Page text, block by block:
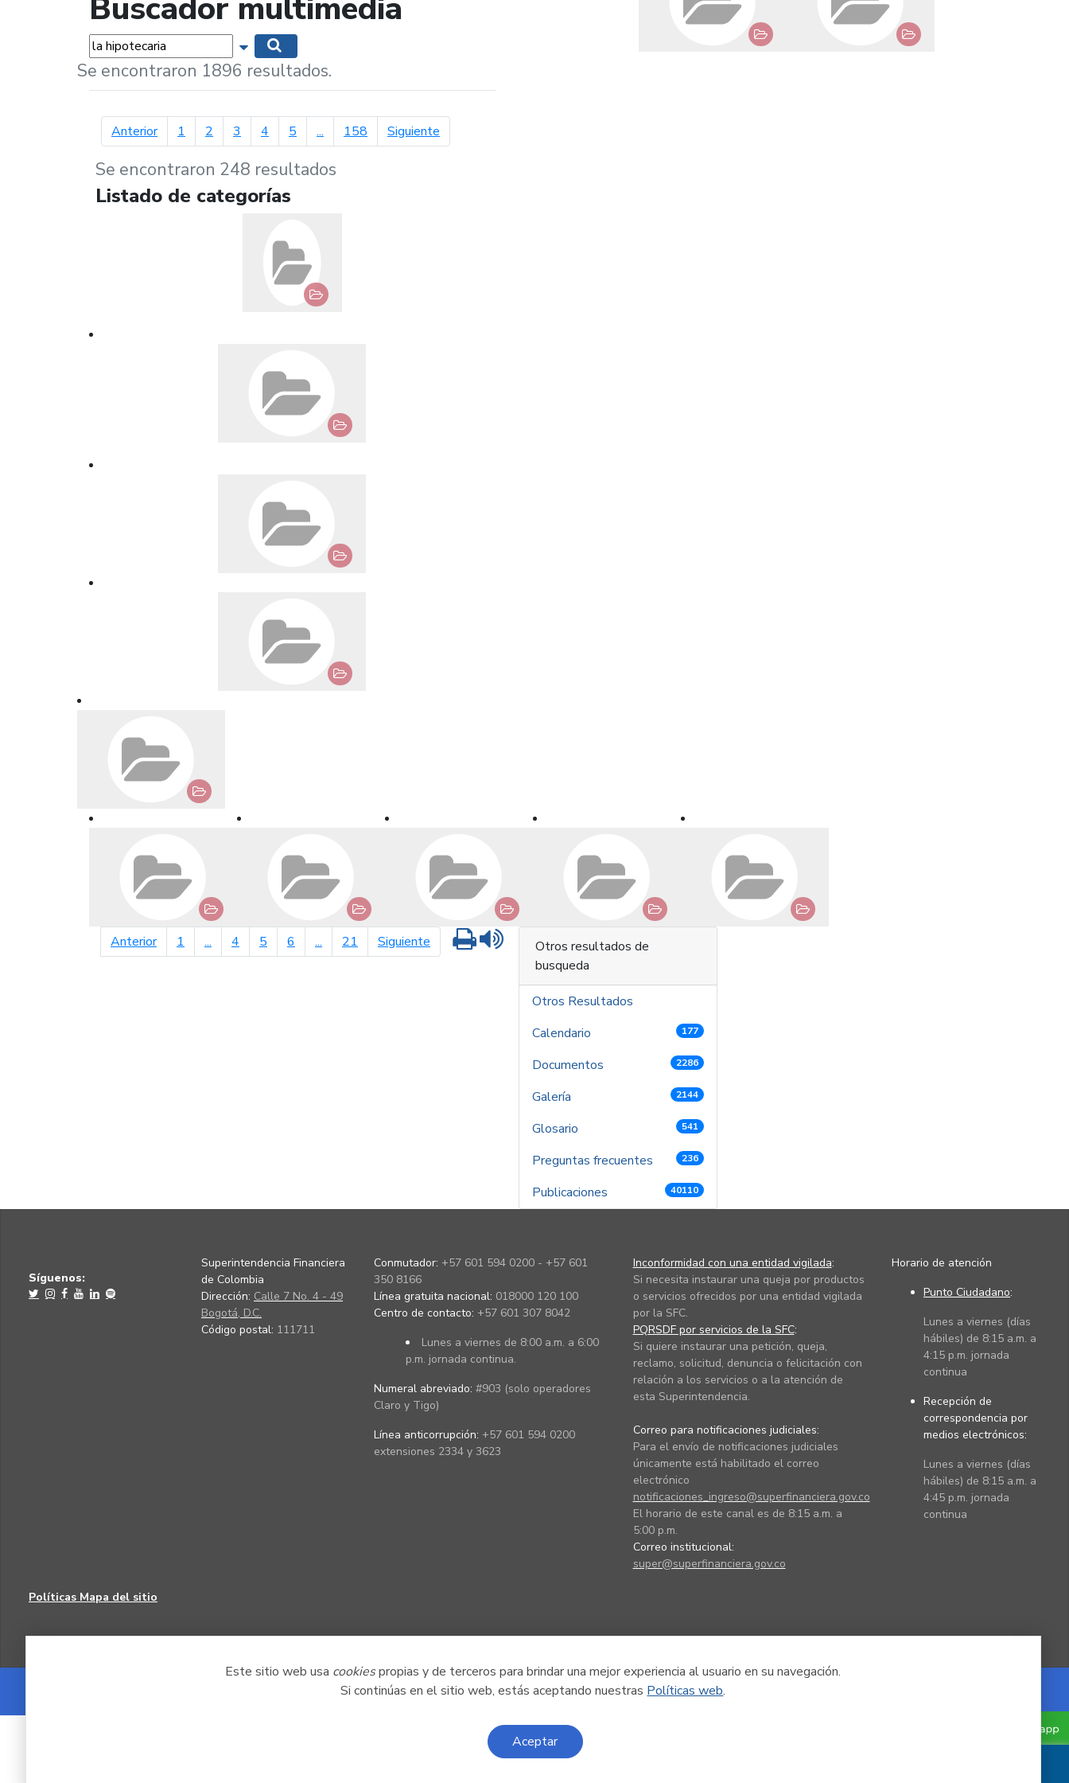
Este sitio web usa cookiespropias y de terceros para brindar una mejor experiencia al usuario en su navegación.
Si continúas en el sitio web, estás aceptando nuestras Políticas web.
Aceptar
Buscador multimedia
Palabras... Mostrar opciones de búsqueda
Se encontraron 1896 resultados.
Anteriorpágina anterior
1 2 3 4 5 ... 158 Siguientepágina siguiente
Se encontraron 248 resultados
Listado de categorías
Anteriorpágina anterior
1 ... 4 5 6 ... 21 Siguientepágina siguiente
Imprimir
Otros resultados de
busqueda
Otros Resultados
Calendario
177
Documentos 2286
Galería 2144
Glosario 541
Preguntas frecuentes 236
Publicaciones 40110
Síguenos:
Superintendencia Financiera
de Colombia
Dirección: Calle 7 No. 4 - 49
Bogotá, D.C.
Código postal: 111711
Conmutador: +57 601 594 0200 - +57 601
350 8166
Línea gratuita nacional: 018000 120 100
Centro de contacto: +57 601 307 8042
Lunes a viernes de 8:00 a.m. a 6:00
p.m. jornada continua.
Numeral abreviado: #903 (solo operadores
Claro y Tigo)
Línea anticorrupción: +57 601 594 0200
extensiones 2334 y 3623
Inconformidad con una entidad vigilada:
Si necesita instaurar una queja por productos
o servicios ofrecidos por una entidad vigilada
por la SFC.
PQRSDF por servicios de la SFC:
Si quiere instaurar una petición, queja,
reclamo, solicitud, denuncia o felicitación con
relación a los servicios o a la atención de
esta Superintendencia.
Correo para notificaciones judiciales:
Para el envío de notificaciones judiciales
únicamente está habilitado el correo
electrónico
notificaciones_ingreso@superfinanciera.gov.co
El horario de este canal es de 8:15 a.m. a
5:00 p.m.
Correo institucional:
super@superfinanciera.gov.co
Horario de atención
Punto Ciudadano:
Lunes a viernes (días
hábiles) de 8:15 a.m. a
4:15 p.m. jornada
continua
Recepción de
correspondencia por
medios electrónicos:
Lunes a viernes (días
hábiles) de 8:15 a.m. a
4:45 p.m. jornada
continua
Políticas Mapa del sitio
Powered by Nexura